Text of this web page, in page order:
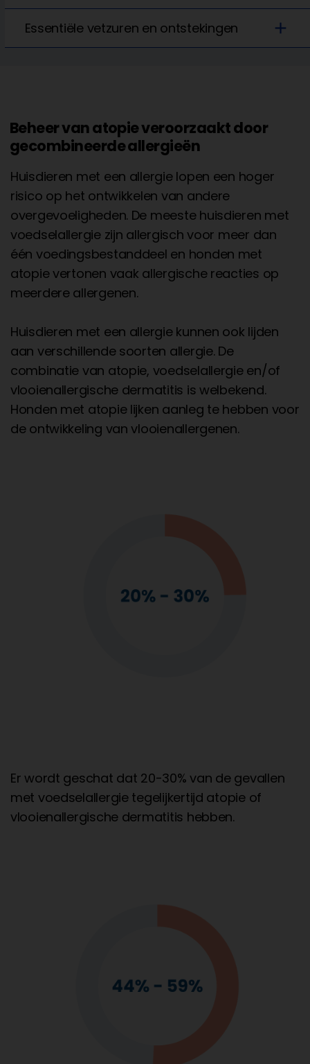
Essentiële vetzuren en ontstekingen add
Beheer van atopie veroorzaakt door
gecombineerde allergieën
Huisdieren met een allergie lopen een hoger
risico op het ontwikkelen van andere
overgevoeligheden. De meeste huisdieren met
voedselallergie zijn allergisch voor meer dan
één voedingsbestanddeel en honden met
atopie vertonen vaak allergische reacties op
meerdere allergenen.
Huisdieren met een allergie kunnen ook lijden
aan verschillende soorten allergie. De
combinatie van atopie, voedselallergie en/of
vlooienallergische dermatitis is welbekend.
Honden met atopie lijken aanleg te hebben voor
de ontwikkeling van vlooienallergenen.
Er wordt geschat dat 20-30% van de gevallen
met voedselallergie tegelijkertijd atopie of
vlooienallergische dermatitis hebben.